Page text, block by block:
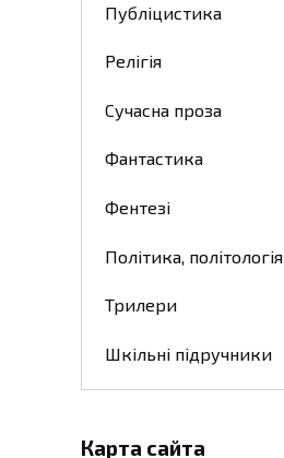
Публіцистика
Релігія
Сучасна проза
Фантастика
Фентезі
Політика, політологія
Трилери
Шкільні підручники
Карта сайта